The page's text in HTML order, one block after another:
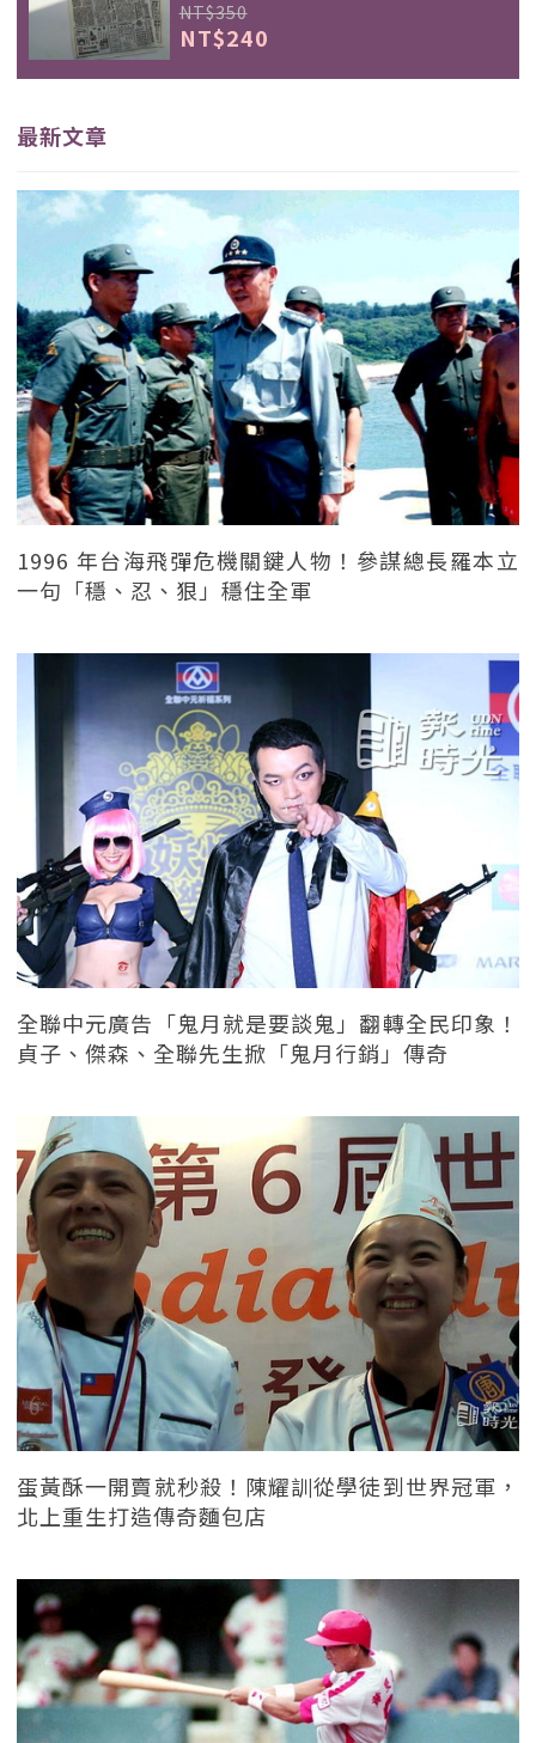
NT$350
NT$240
最新文章
1996 年台海飛彈危機關鍵人物！參謀總長羅本立
一句「穩、忍、狠」穩住全軍
全聯中元廣告「鬼月就是要談鬼」翻轉全民印象！
貞子、傑森、全聯先生掀「鬼月行銷」傳奇
蛋黃酥一開賣就秒殺！陳耀訓從學徒到世界冠軍，
北上重生打造傳奇麵包店